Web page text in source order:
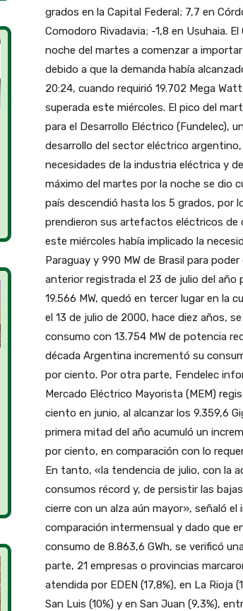
grados en la Capital Federal; 7,7 en
Comodoro Rivadavia; -1,8 en Usuhaia.
noche del martes a comenzar a
debido a que la demanda había
20:24, cuando requirió 19.702 Mega
superada este miércoles. El pico del
para el Desarrollo Eléctrico (Fundelec),
desarrollo del sector eléctrico
necesidades de la industria eléctrica y
máximo del martes por la noche se dio
país descendió hasta los 5 grados, por
prendieron sus artefactos eléctricos de
este miércoles había implicado la
Paraguay y 990 MW de Brasil para
anterior registrada el 23 de julio del año
19.566 MW, quedó en tercer lugar en la
el 13 de julio de 2000, hace diez años,
consumo con 13.754 MW de potencia
década Argentina incrementó su
por ciento. Por otra parte, Fendelec
Mercado Eléctrico Mayorista (MEM)
ciento en junio, al alcanzar los 9.359,6
primera mitad del año acumuló un
por ciento, en comparación con lo
En tanto, «la tendencia de julio, con la
consumos récord y, de persistir las
cierre con un alza aún mayor», señaló
comparación intermensual y dado que
consumo de 8.863,6 GWh, se verificó
parte, 21 empresas o provincias
atendida por EDEN (17,8%), en La Rioja
San Luis (10%) y en San Juan (9,3%),